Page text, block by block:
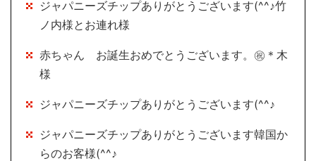
ジャパニーズチップありがとうございます(^^♪竹
ノ内様とお連れ様
赤ちゃん お誕生おめでとうございます。㊗＊木
様
ジャパニーズチップありがとうございます(^^♪
ジャパニーズチップありがとうございます韓国か
らのお客様(^^♪